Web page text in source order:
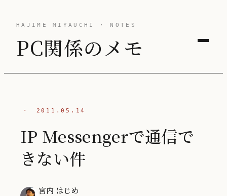
HAJIME MIYAUCHI · NOTES
PC関係のメモ
· 2011.05.14
IP Messengerで通信で
きない件
宮内 はじめ